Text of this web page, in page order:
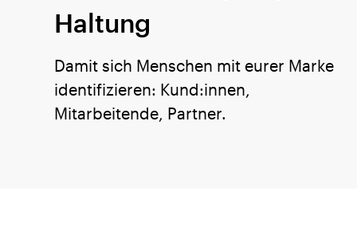
Haltung
Damit sich Menschen mit eurer Marke
identifizieren: Kund:innen,
Mitarbeitende, Partner.